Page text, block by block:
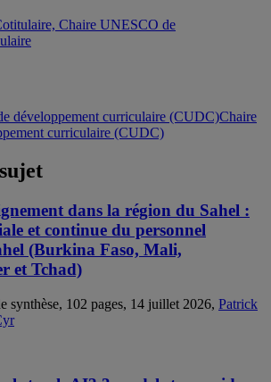
Chaire UNESCO de
Chaire
curriculaire (CUDC)
dans la région du Sahel :
et continue du personnel
(Burkina Faso, Mali,
et Tchad)
synthèse, 102 pages, 14 juillet 2026, Patrick